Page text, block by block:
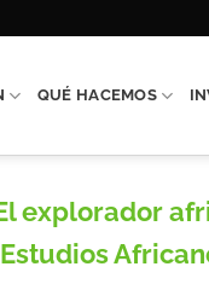
QUÉ HACEMOS
explorador